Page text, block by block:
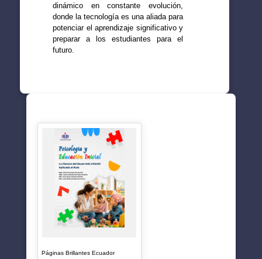
dinámico en constante evolución,
donde la tecnología es una aliada para
potenciar el aprendizaje significativo y
preparar a los estudiantes para el
futuro.
Páginas Brillantes Ecuador